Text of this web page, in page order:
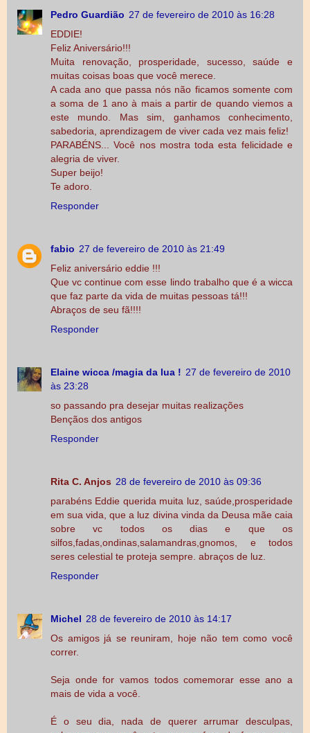
Pedro Guardião 27 de fevereiro de 2010 às 16:28
EDDIE!
Feliz Aniversário!!!
Muita renovação, prosperidade, sucesso, saúde e
muitas coisas boas que você merece.
A cada ano que passa nós não ficamos somente com
a soma de 1 ano à mais a partir de quando viemos a
este mundo. Mas sim, ganhamos conhecimento,
sabedoria, aprendizagem de viver cada vez mais feliz!
PARABÉNS... Você nos mostra toda esta felicidade e
alegria de viver.
Super beijo!
Te adoro.
Responder
fabio 27 de fevereiro de 2010 às 21:49
Feliz aniversário eddie !!!
Que vc continue com esse lindo trabalho que é a wicca
que faz parte da vida de muitas pessoas tá!!!
Abraços de seu fã!!!!
Responder
Elaine wicca /magia da lua ! 27 de fevereiro de 2010
às 23:28
so passando pra desejar muitas realizações
Bençãos dos antigos
Responder
Rita C. Anjos 28 de fevereiro de 2010 às 09:36
parabéns Eddie querida muita luz, saúde,prosperidade
em sua vida, que a luz divina vinda da Deusa mãe caia
sobre vc todos os dias e que os
silfos,fadas,ondinas,salamandras,gnomos, e todos
seres celestial te proteja sempre. abraços de luz.
Responder
Michel 28 de fevereiro de 2010 às 14:17
Os amigos já se reuniram, hoje não tem como você
correr.
Seja onde for vamos todos comemorar esse ano a
mais de vida a você.
É o seu dia, nada de querer arrumar desculpas,